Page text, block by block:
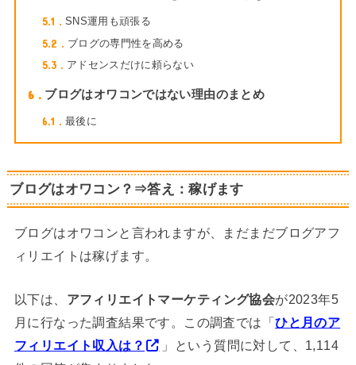
5.1 SNS運用も頑張る
5.2 ブログの専門性を高める
5.3 アドセンスだけに頼らない
6 ブログはオワコンではない理由のまとめ
6.1 最後に
ブログはオワコン？⇒答え：稼げます
ブログはオワコンと言われますが、まだまだブログアフ
ィリエイトは稼げます。
以下は、 アフィリエイトマーケティング協会が2023年5
月に行なった調査結果です。この調査では「ひと月のア
フィリエイト収入は？
」という質問に対して、1,114